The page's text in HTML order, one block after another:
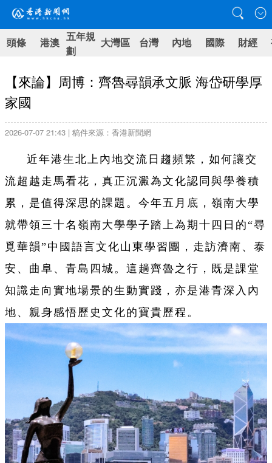
頭條 港澳 五年規
劃
大灣區 台灣 內地 國際 財經
【來論】周博：齊魯尋韻承文脈 海岱研學厚
家國
2026-07-07 21:43 | 稿件來源：香港新聞網
近年港生北上內地交流日趨頻繁，如何讓交
流超越走馬看花，真正沉澱為文化認同與學養積
累，是值得深思的課題。今年五月底，嶺南大學
就帶領三十名嶺南大學學子踏上為期十四日的“尋
覓華韻”中國語言文化山東學習團，走訪濟南、泰
安、曲阜、青島四城。這趟齊魯之行，既是課堂
知識走向實地場景的生動實踐，亦是港青深入內
地、親身感悟歷史文化的寶貴歷程。